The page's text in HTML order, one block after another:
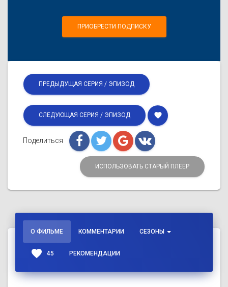
ПРИОБРЕСТИ ПОДПИСКУ
ПРЕДЫДУЩАЯ СЕРИЯ / ЭПИЗОД
СЛЕДУЮЩАЯ СЕРИЯ / ЭПИЗОД favorite
Поделиться
ИСПОЛЬЗОВАТЬ СТАРЫЙ ПЛЕЕР
О ФИЛЬМЕ КОММЕНТАРИИ СЕЗОНЫ
favorite 45 РЕКОМЕНДАЦИИ